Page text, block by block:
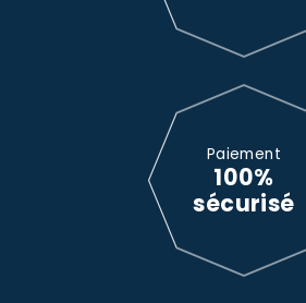
Paiement
100%
sécurisé